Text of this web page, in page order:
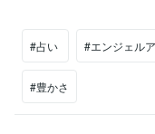
#占い #エンジェル
#豊かさ